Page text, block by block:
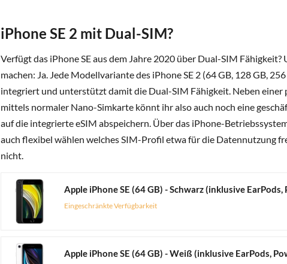
iPhone SE 2 mit Dual-SIM?
Verfügt das iPhone SE aus dem Jahre 2020 über Dual-SIM Fähigkeit?
machen: Ja. Jede Modellvariante des iPhone SE 2 (64 GB, 128 GB,
integriert und unterstützt damit die Dual-SIM Fähigkeit. Neben einer
mittels normaler Nano-Simkarte könnt ihr also auch noch eine
auf die integrierte eSIM abspeichern. Über das iPhone-
auch flexibel wählen welches SIM-Profil etwa für die Datennutzung
nicht.
Apple iPhone SE (64 GB) - Schwarz (inklusive
Eingeschränkte Verfügbarkeit
Apple iPhone SE (64 GB) - Weiß (inklusive EarPods,